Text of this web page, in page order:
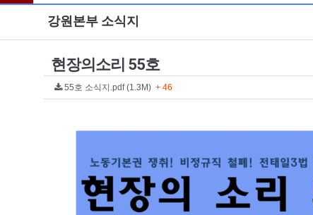
강원본부 소식지
현장의소리 55호
55호 소식지.pdf (1.3M) + 46